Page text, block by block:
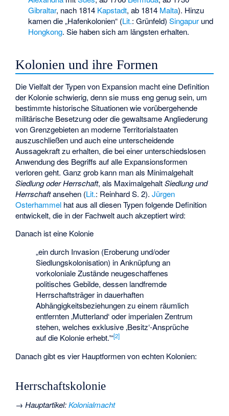
Gibraltar, nach 1814 Kapstadt, ab 1814 Malta). Hinzu
kamen die „Hafenkolonien“ (Lit.: Grünfeld) Singapurund
Hongkong. Sie haben sich am längsten erhalten.
Kolonien und ihre Formen
Die Vielfalt der Typen von Expansion macht eine Definition
der Kolonie schwierig, denn sie muss eng genug sein, um
bestimmte historische Situationen wie vorübergehende
militärische Besetzung oder die gewaltsame Angliederung
von Grenzgebieten an moderne Territorialstaaten
auszuschließen und auch eine unterscheidende
Aussagekraft zu erhalten, die bei einer unterschiedslosen
Anwendung des Begriffs auf alle Expansionsformen
verloren geht. Ganz grob kann man als Minimalgehalt
Siedlung oder Herrschaft, als MaximalgehaltSiedlung und
Herrschaftansehen (Lit.: Reinhard S. 2).Jürgen
Osterhammel hat aus all diesen Typen folgende Definition
entwickelt, die in der Fachwelt auch akzeptiert wird:
Danach ist eine Kolonie
„ein durch Invasion (Eroberung und/oder
Siedlungskolonisation) in Anknüpfung an
vorkoloniale Zustände neugeschaffenes
politisches Gebilde, dessen landfremde
Herrschaftsträger in dauerhaften
Abhängigkeitsbeziehungen zu einem räumlich
entfernten ‚Mutterland‘ oder imperialen Zentrum
stehen, welches exklusive ‚Besitz‘-Ansprüche
auf die Kolonie erhebt.'“[2]
Danach gibt es vier Hauptformen von echten Kolonien:
Herrschaftskolonie
→Hauptartikel:Kolonialmacht